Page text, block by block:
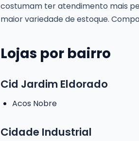
costumam ter atendimento mais
maior variedade de estoque.
Lojas por bairro
Cid Jardim Eldorado
Acos Nobre
Cidade Industrial